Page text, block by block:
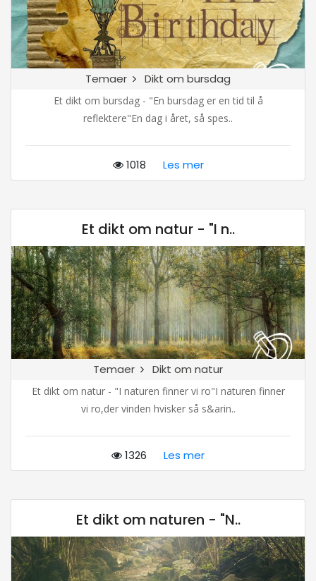
Temaer Dikt om bursdag
Et dikt om bursdag - "En bursdag er en tid til å
reflektere"En dag i året, så spes..
1018 Les mer
Et dikt om natur - "I n..
Temaer Dikt om natur
Et dikt om natur - "I naturen finner vi ro"I naturen finner
vi ro,der vinden hvisker så s&arin..
1326 Les mer
Et dikt om naturen - "N..